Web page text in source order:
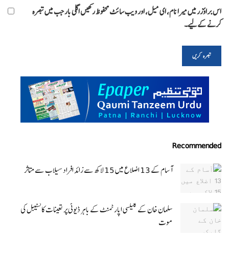
اس براؤزر میں میرا نام، ای میل، اور ویب سائٹ محفوظ رکھیں اگلی بار جب میں تبصرہ
کرنے کےلیے۔
Recommended
آسام کے 13 اضلاع میں 15 لاکھ سے زائد افراد سیلاب سے متاثر
سلمان خان کے گلیکسی اپارٹمنٹ کے باہر ڈیوٹی پر تعینات کانسٹیبل کی
موت